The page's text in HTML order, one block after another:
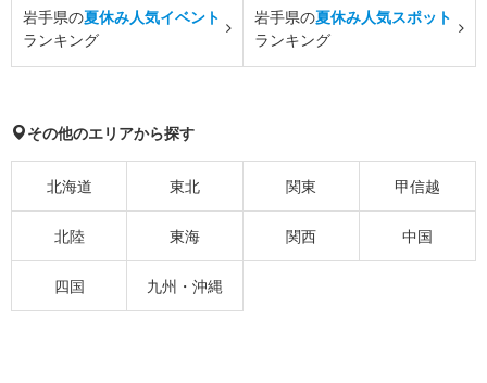
岩手県の夏休み人気イベント
ランキング
岩手県の夏休み人気スポット
ランキング
その他のエリアから探す
北海道 東北 関東 甲信越
北陸 東海 関西 中国
四国 九州・沖縄